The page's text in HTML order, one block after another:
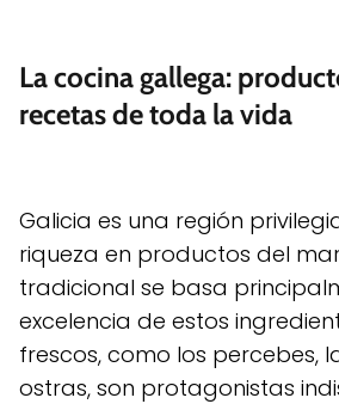
La cocina gallega:
recetas de toda la vida
Galicia es una región
riqueza en productos del
tradicional se basa
excelencia de estos
frescos, como los percebes,
ostras, son protagonistas